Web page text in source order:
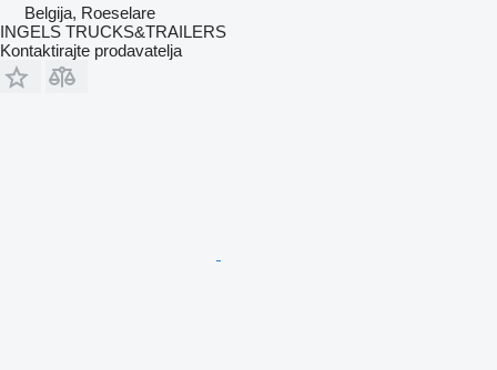
Belgija, Roeselare
INGELS TRUCKS&TRAILERS
Kontaktirajte prodavatelja